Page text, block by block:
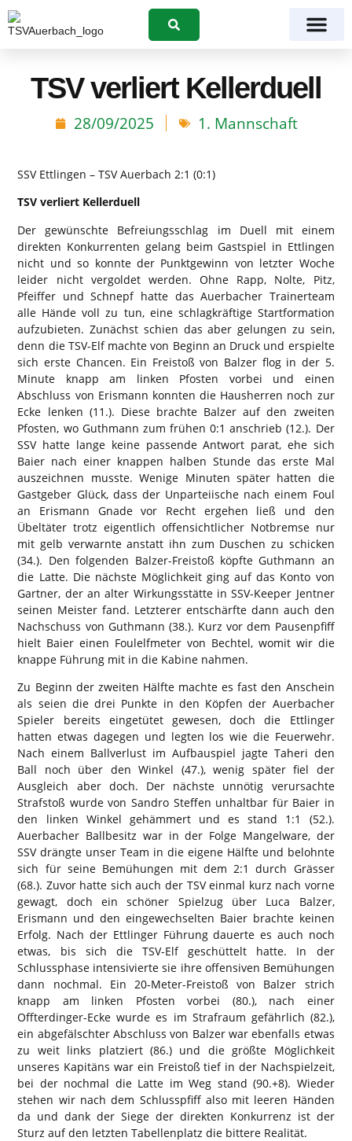
Suchen
TSV verliert Kellerduell
28/09/2025 1. Mannschaft
SSV Ettlingen – TSV Auerbach 2:1 (0:1)
TSV verliert Kellerduell
Der gewünschte Befreiungsschlag im Duell mit einem
direkten Konkurrenten gelang beim Gastspiel in Ettlingen
nicht und so konnte der Punktgewinn von letzter Woche
leider nicht vergoldet werden. Ohne Rapp, Nolte, Pitz,
Pfeiffer und Schnepf hatte das Auerbacher Trainerteam
alle Hände voll zu tun, eine schlagkräftige Startformation
aufzubieten. Zunächst schien das aber gelungen zu sein,
denn die TSV-Elf machte von Beginn an Druck und erspielte
sich erste Chancen. Ein Freistoß von Balzer flog in der 5.
Minute knapp am linken Pfosten vorbei und einen
Abschluss von Erismann konnten die Hausherren noch zur
Ecke lenken (11.). Diese brachte Balzer auf den zweiten
Pfosten, wo Guthmann zum frühen 0:1 anschrieb (12.). Der
SSV hatte lange keine passende Antwort parat, ehe sich
Baier nach einer knappen halben Stunde das erste Mal
auszeichnen musste. Wenige Minuten später hatten die
Gastgeber Glück, dass der Unparteiische nach einem Foul
an Erismann Gnade vor Recht ergehen ließ und den
Übeltäter trotz eigentlich offensichtlicher Notbremse nur
mit gelb verwarnte anstatt ihn zum Duschen zu schicken
(34.). Den folgenden Balzer-Freistoß köpfte Guthmann an
die Latte. Die nächste Möglichkeit ging auf das Konto von
Gartner, der an alter Wirkungsstätte in SSV-Keeper Jentner
seinen Meister fand. Letzterer entschärfte dann auch den
Nachschuss von Guthmann (38.). Kurz vor dem Pausenpfiff
hielt Baier einen Foulelfmeter von Bechtel, womit wir die
knappe Führung mit in die Kabine nahmen.
Zu Beginn der zweiten Hälfte machte es fast den Anschein
als seien die drei Punkte in den Köpfen der Auerbacher
Spieler bereits eingetütet gewesen, doch die Ettlinger
hatten etwas dagegen und legten los wie die Feuerwehr.
Nach einem Ballverlust im Aufbauspiel jagte Taheri den
Ball noch über den Winkel (47.), wenig später fiel der
Ausgleich aber doch. Der nächste unnötig verursachte
Strafstoß wurde von Sandro Steffen unhaltbar für Baier in
den linken Winkel gehämmert und es stand 1:1 (52.).
Auerbacher Ballbesitz war in der Folge Mangelware, der
SSV drängte unser Team in die eigene Hälfte und belohnte
sich für seine Bemühungen mit dem 2:1 durch Grässer
(68.). Zuvor hatte sich auch der TSV einmal kurz nach vorne
gewagt, doch ein schöner Spielzug über Luca Balzer,
Erismann und den eingewechselten Baier brachte keinen
Erfolg. Nach der Ettlinger Führung dauerte es auch noch
etwas, bis sich die TSV-Elf geschüttelt hatte. In der
Schlussphase intensivierte sie ihre offensiven Bemühungen
dann nochmal. Ein 20-Meter-Freistoß von Balzer strich
knapp am linken Pfosten vorbei (80.), nach einer
Offterdinger-Ecke wurde es im Strafraum gefährlich (82.),
ein abgefälschter Abschluss von Balzer war ebenfalls etwas
zu weit links platziert (86.) und die größte Möglichkeit
unseres Kapitäns war ein Freistoß tief in der Nachspielzeit,
bei der nochmal die Latte im Weg stand (90.+8). Wieder
stehen wir nach dem Schlusspfiff also mit leeren Händen
da und dank der Siege der direkten Konkurrenz ist der
Sturz auf den letzten Tabellenplatz die bittere Realität.